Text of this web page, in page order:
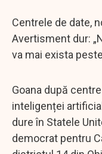
Centrele de date,
Avertisment dur:
va mai exista
Goana după
inteligenței
dure în Statele
democrat pentru